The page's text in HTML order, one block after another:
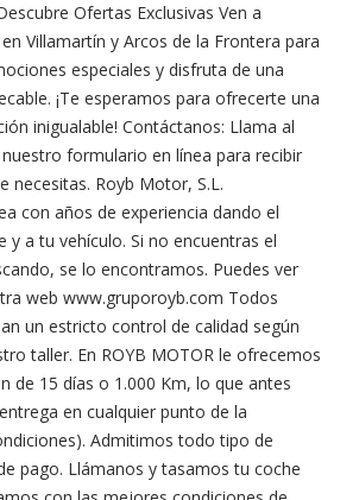
Ofertas Exclusivas Ven a
Villamartín y Arcos de la Frontera para
especiales y disfruta de una
¡Te esperamos para ofrecerte una
inigualable! Contáctanos: Llama al
formulario en línea para recibir
necesitas. Royb Motor, S.L.
con años de experiencia dando el
y a tu vehículo. Si no encuentras el
se lo encontramos. Puedes ver
web www.gruporoyb.com Todos
un estricto control de calidad según
taller. En ROYB MOTOR le ofrecemos
de 15 días o 1.000 Km, lo que antes
en cualquier punto de la
Admitimos todo tipo de
pago. Llámanos y tasamos tu coche